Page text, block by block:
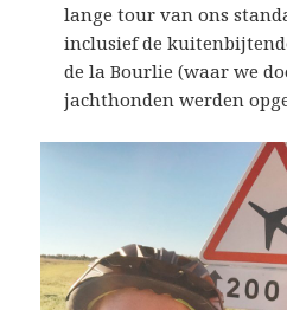
lange tour van ons
inclusief de
de la Bourlie (waar we
jachthonden werden